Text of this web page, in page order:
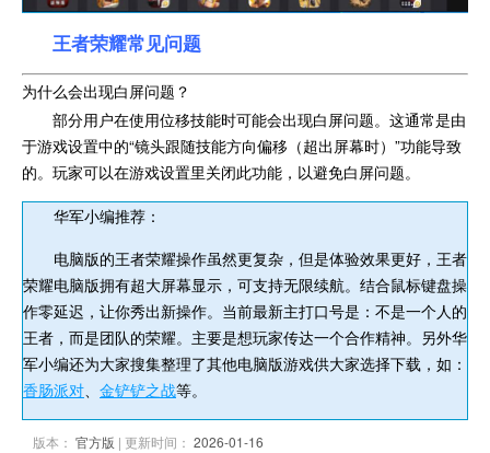
王者荣耀常见问题
为什么会出现白屏问题？
部分用户在使用位移技能时可能会出现白屏问题。这通常是由
于游戏设置中的“镜头跟随技能方向偏移（超出屏幕时）”功能导致
的。玩家可以在游戏设置里关闭此功能，以避免白屏问题。
华军小编推荐：
电脑版的王者荣耀操作虽然更复杂，但是体验效果更好，王者
荣耀电脑版拥有超大屏幕显示，可支持无限续航。结合鼠标键盘操
作零延迟，让你秀出新操作。当前最新主打口号是：不是一个人的
王者，而是团队的荣耀。主要是想玩家传达一个合作精神。另外华
军小编还为大家搜集整理了其他电脑版游戏供大家选择下载，如：
香肠派对、 金铲铲之战等。
版本： 官方版 | 更新时间： 2026-01-16